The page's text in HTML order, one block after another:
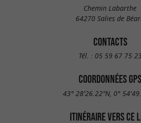
Chemin Labarthe
64270 Salies de
CONTACTS
Tél. : 05 59 67 75 23
COORDONNÉES GPS
43° 28'26.22"N, 0°
ITINÉRAIRE VERS CE